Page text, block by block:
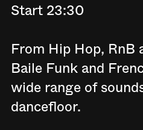
Start 23:30
From Hip Hop, RnB
Baile Funk and
wide range of
dancefloor.